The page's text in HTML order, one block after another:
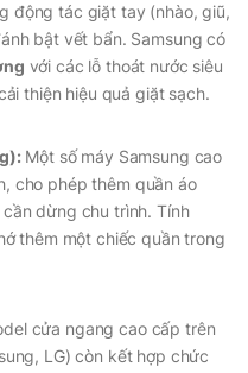
động tác giặt tay (nhào, giũ,
bật vết bẩn. Samsung có
với các lỗ thoát nước siêu
thiện hiệu quả giặt sạch.
Một số máy Samsung cao
cho phép thêm quần áo
dừng chu trình. Tính
thêm một chiếc quần trong
cửa ngang cao cấp trên
LG) còn kết hợp chức